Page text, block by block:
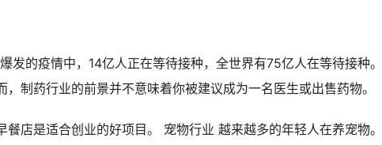
发的疫情中，14亿人正在等待接种，全世界有75亿人在等待接种。
制药行业的前景并不意味着你被建议成为一名医生或出售药物。
店是适合创业的好项目。 宠物行业 越来越多的年轻人在养宠物。